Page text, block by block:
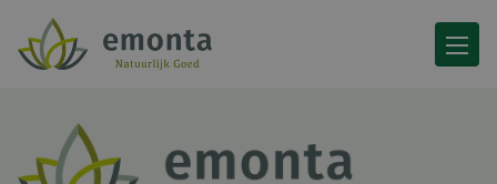
Ga naar de inhoud